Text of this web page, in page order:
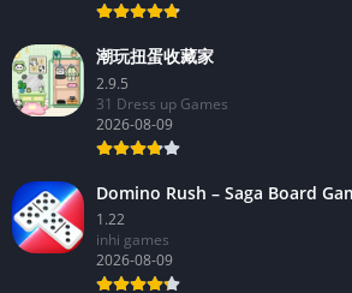
潮玩扭蛋收藏家
2.9.5
31 Dress up Games
2026-08-09
Domino Rush – Saga Board
1.22
inhi games
2026-08-09